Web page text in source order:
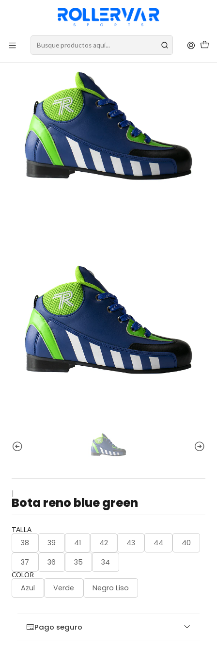
DESPACHOS A TODO CHILE
Bota reno blue green
TALLA
38 39 41 42 43 44
40
37
36 35 34
COLOR
Azul Verde Negro Liso
Pago seguro